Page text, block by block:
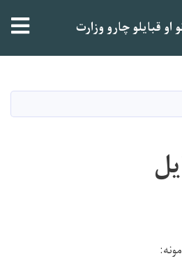
او قبایلو چارو وزارت